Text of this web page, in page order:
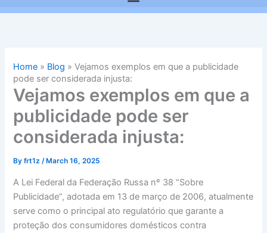
Home » Blog »Vejamos exemplos em que a publicidade
pode ser considerada injusta:
Vejamos exemplos em que a
publicidade pode ser
considerada injusta:
Byfrt1z/ March 16, 2025
A Lei Federal da Federação Russa nº 38 “Sobre
Publicidade”, adotada em 13 de março de 2006, atualmente
serve como o principal ato regulatório que garante a
proteção dos consumidores domésticos contra